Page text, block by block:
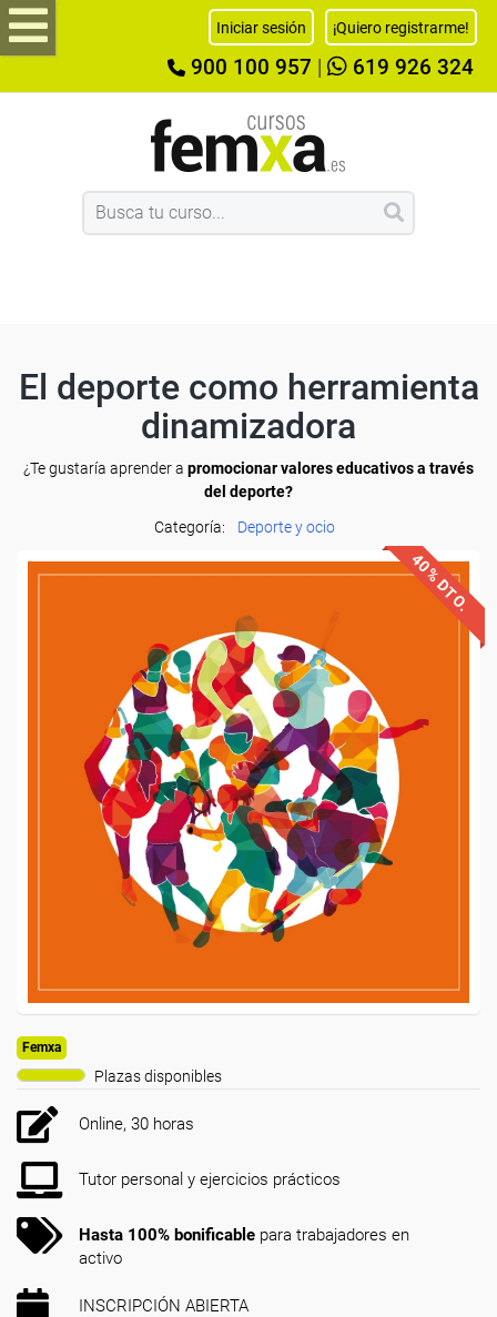
Iniciar sesión ¡Quiero registrarme!
900 100 957 619 926 324
El deporte como herramienta
dinamizadora
¿Te gustaría aprender a promocionar valores educativos a través
del deporte?
Categoría:
Deporte y ocio
40% DTO.
Femxa
Plazas disponibles
Online, 30 horas
Tutor personal y ejercicios prácticos
Hasta 100% bonificable para trabajadores en
activo
INSCRIPCIÓN ABIERTA